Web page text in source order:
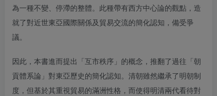
為一種不變、停滯的整體。此種帶有西方中心論的觀點，造
就了對近世東亞國際關係及貿易交流的簡化認知，備受爭
議。
因此，本書進而提出「互市秩序」的概念，推翻了過往「朝
貢體系論」對東亞歷史的簡化認知。清朝雖然繼承了明朝制
度，但基於其重視貿易的滿洲性格，而使得明清兩代看待對